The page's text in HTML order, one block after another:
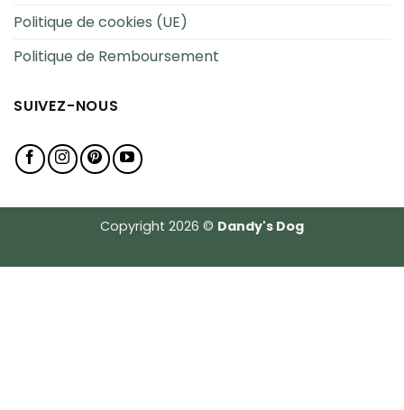
Politique de cookies (UE)
Politique de Remboursement
SUIVEZ-NOUS
Copyright 2026 © Dandy's Dog